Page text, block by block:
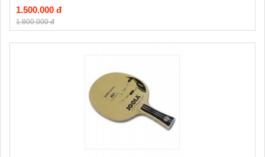
1.500.000 đ
1.800.000 đ